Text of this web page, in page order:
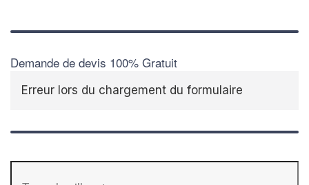
Demande de devis 100% Gratuit
Erreur lors du chargement du formulaire